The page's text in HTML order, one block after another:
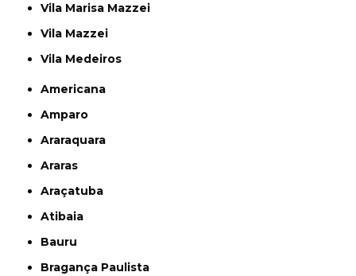
Vila Marisa Mazzei
Vila Mazzei
Vila Medeiros
Americana
Amparo
Araraquara
Araras
Araçatuba
Atibaia
Bauru
Bragança Paulista